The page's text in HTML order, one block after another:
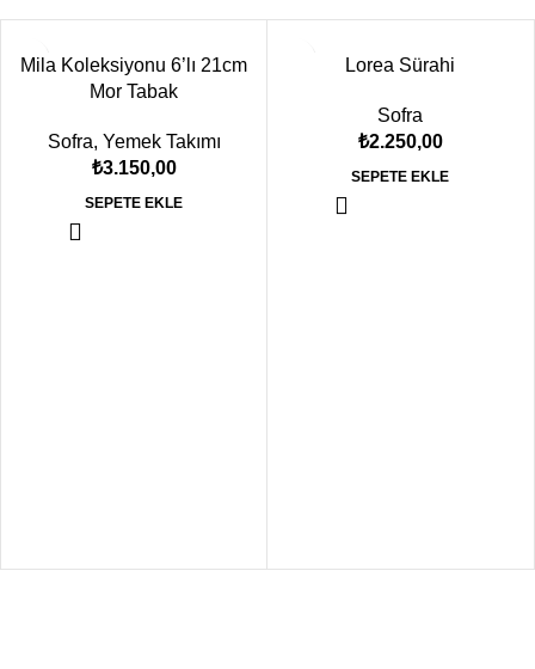
Mila Koleksiyonu 6’lı 21cm
Mor Tabak
Sofra, Yemek Takımı
₺3.150,00
SEPETE EKLE
Lorea Sürahi
Sofra
₺2.250,00
SEPETE EKLE